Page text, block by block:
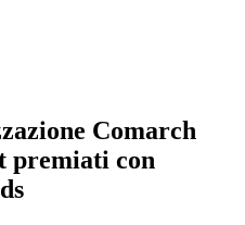
Comarch
premiati con